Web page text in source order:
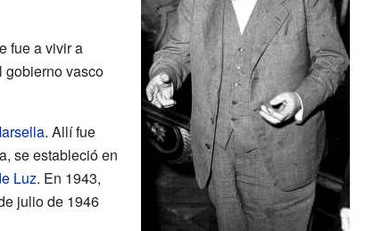
fue a vivir a
gobierno vasco
. Allí fue
se estableció en
Luz. En 1943,
julio de 1946